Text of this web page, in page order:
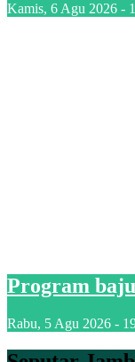
Kamis, 6 Agu 2026 -
Program
Rabu, 5 Agu 2026 -